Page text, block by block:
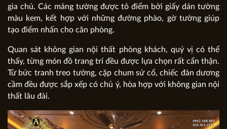
gia chủ. Các mảng tường được tô điểm bởi giấy dán tường
màu kem, kết hợp với những đường phào, gờ tường giúp
tạo điểm nhấn cho căn phòng.
Quan sát không gian nội thất phòng khách, quý vị có thể
thấy, từng món đồ trang trí đều được lựa chọn rất cẩn thận.
Từ bức tranh treo tường, cặp chum sứ cổ, chiếc đàn dương
cầm đều được sắp xếp có chủ ý, hòa hợp với không gian nội
thất lâu đài.